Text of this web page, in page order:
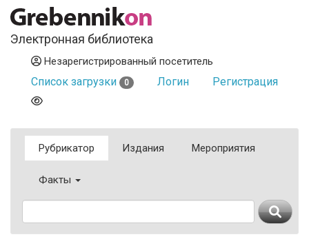
Электронная библиотека
Незарегистрированный посетитель
Список загрузки 0 Логин Регистрация
Рубрикатор Издания Мероприятия
Факты